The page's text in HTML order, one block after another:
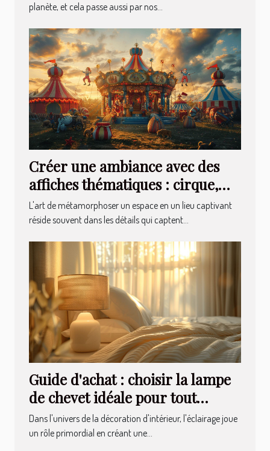
planète, et cela passe aussi par nos...
Créer une ambiance avec des
affiches thématiques : cirque,
cocktails et plus
L'art de métamorphoser un espace en un lieu captivant
réside souvent dans les détails qui captent...
Guide d'achat : choisir la lampe
de chevet idéale pour tout
intérieur
Dans l'univers de la décoration d'intérieur, l'éclairage joue
un rôle primordial en créant une...